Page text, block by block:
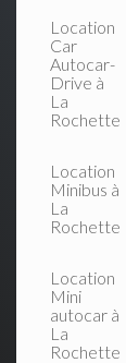
Location
Car
Autocar-
Drive à
La
Rochette
Location
Minibus à
La
Rochette
Location
Mini
autocar à
La
Rochette